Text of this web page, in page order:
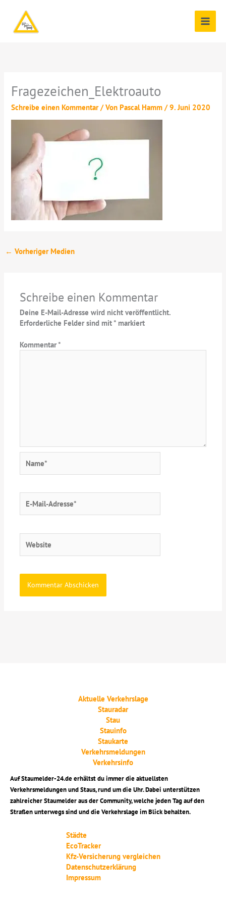
springen
Fragezeichen_Elektroauto
Schreibe einen Kommentar / VonPascal Hamm/9. Juni 2020
← Vorheriger Medien
Schreibe einen Kommentar
Deine E-Mail-Adresse wird nicht veröffentlicht.
Erforderliche Felder sind mit* markiert
Kommentar*
Mail-
Aktuelle Verkehrslage
Stauradar
Stau
Stauinfo
Staukarte
Verkehrsmeldungen
Verkehrsinfo
Auf Staumelder-24.de erhältst du immer die aktuellsten
Verkehrsmeldungen und Staus, rund um die Uhr. Dabei unterstützen
zahlreicher Staumelder aus der Community, welche jeden Tag auf den
Straßen unterwegs sind und die Verkehrslage im Blick behalten.
Städte
EcoTracker
Kfz-Versicherung vergleichen
Datenschutzerklärung
Impressum